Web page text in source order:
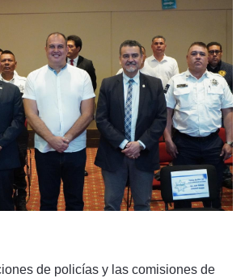
de policías y las comisiones de